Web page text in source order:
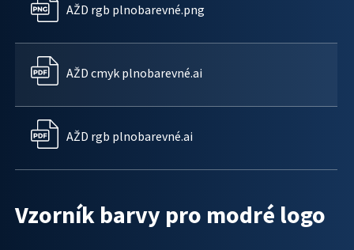
AŽD rgb plnobarevné.png
AŽD cmyk plnobarevné.ai
AŽD rgb plnobarevné.ai
Vzorník barvy pro modré logo